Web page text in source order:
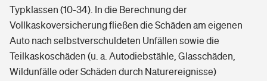
Typklassen (10-34). In die Berechnung der
Vollkaskoversicherung fließen die Schäden am eigenen
Auto nach selbstverschuldeten Unfällen sowie die
Teilkaskoschäden (u. a. Autodiebstähle, Glasschäden,
Wildunfälle oder Schäden durch Naturereignisse)